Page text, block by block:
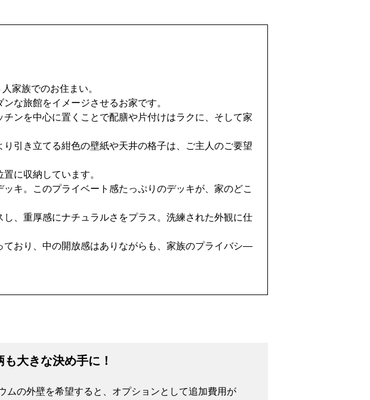
家族でのお住まい。
な旅館をイメージさせるお家です。
ンを中心に置くことで配膳や片付けはラクに、そして家
引き立てる紺色の壁紙や天井の格子は、ご主人のご要望
に収納しています。
キ。このプライベート感たっぷりのデッキが、家のどこ
、重厚感にナチュラルさをプラス。洗練された外観に仕
おり、中の開放感はありながらも、家族のプライバシ―
大きな決め手に！
ムの外壁を希望すると、オプションとして追加費用が